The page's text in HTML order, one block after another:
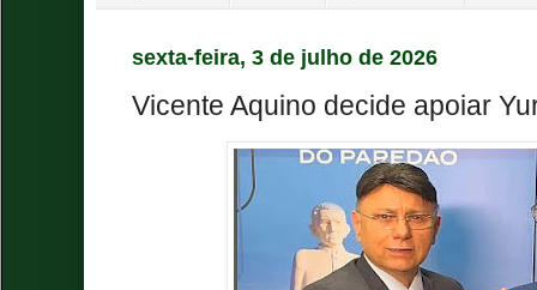
sexta-feira, 3 de julho de 2026
Vicente Aquino decide apoiar